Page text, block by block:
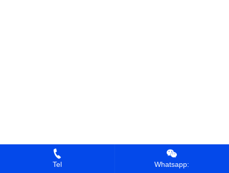
Tel Whatsapp: